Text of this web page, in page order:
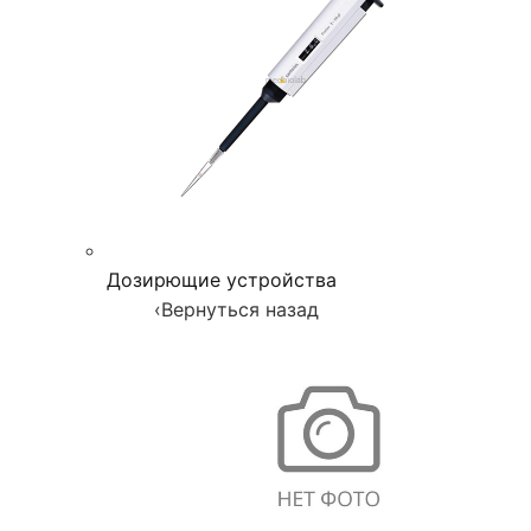
Дозирющие устройства
‹Вернуться назад